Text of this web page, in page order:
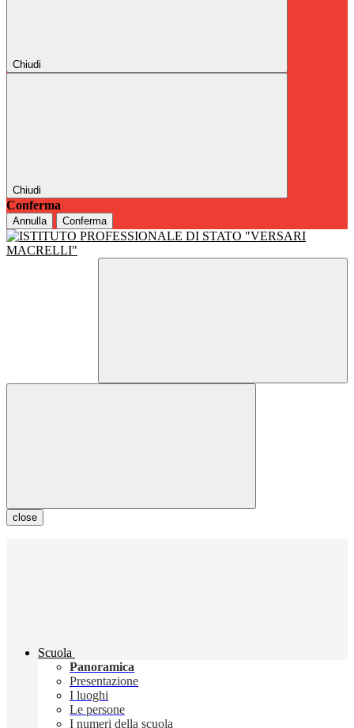
Chiudi
Chiudi
Conferma
Annulla Conferma
close
Scuola
Panoramica
Presentazione
I luoghi
Le persone
I numeri della scuola